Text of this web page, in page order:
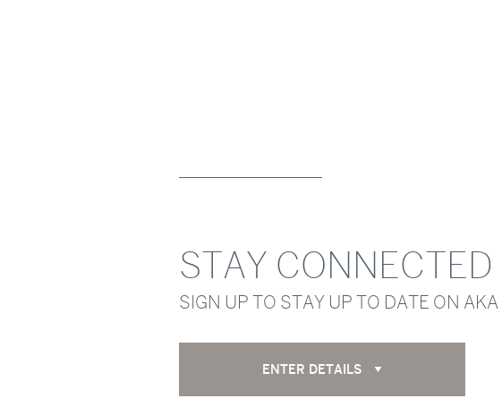
STAY CONNECTED
SIGN UP TO STAY UP TO DATE ON
ENTER DETAILS